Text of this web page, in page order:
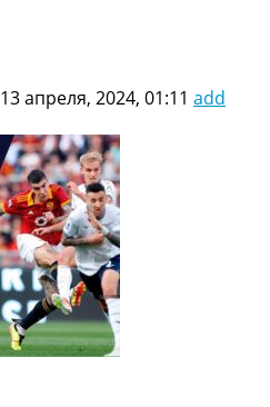
13 апреля, 2024, 01:11 add